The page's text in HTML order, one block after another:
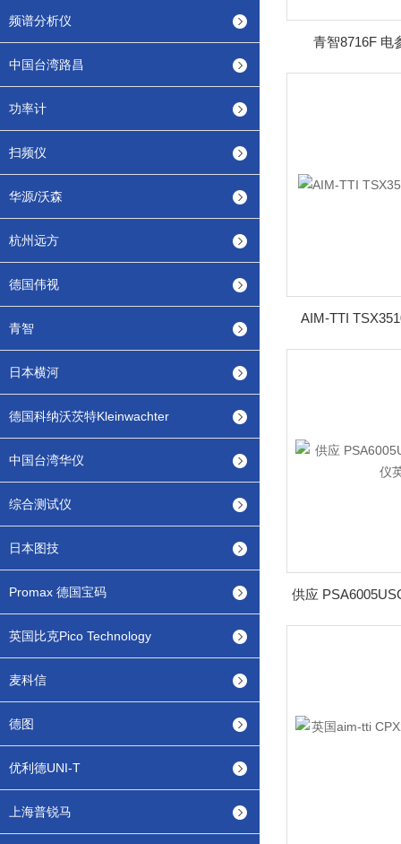
频谱分析仪
中国台湾路昌
功率计
扫频仪
华源/沃森
杭州远方
德国伟视
青智
日本横河
德国科纳沃茨特Kleinwachter
中国台湾华仪
综合测试仪
日本图技
Promax 德国宝码
英国比克Pico Technology
麦科信
德图
优利德UNI-T
上海普锐马
青智8716F 电
AIM-TTI